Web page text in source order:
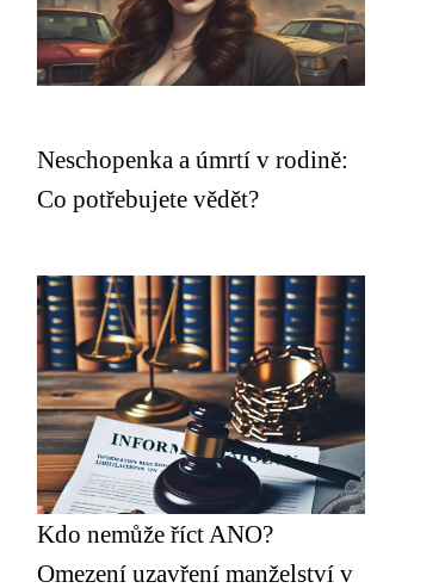
Neschopenka a úmrtí v rodině:
Co potřebujete vědět?
Kdo nemůže říct ANO?
Omezení uzavření manželství v